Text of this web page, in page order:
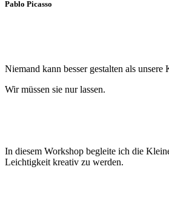
Pablo Picasso
Niemand kann besser gestalten als unsere
Wir müssen sie nur lassen.
In diesem Workshop begleite ich die
Leichtigkeit kreativ zu werden.